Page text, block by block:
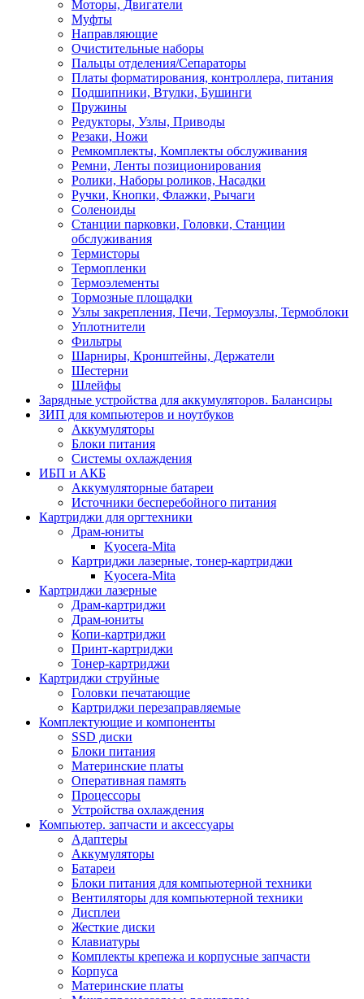
Моторы, Двигатели
Муфты
Направляющие
Очистительные наборы
Пальцы отделения/Сепараторы
Платы форматирования, контроллера, питания
Подшипники, Втулки, Бушинги
Пружины
Редукторы, Узлы, Приводы
Резаки, Ножи
Ремкомплекты, Комплекты обслуживания
Ремни, Ленты позиционирования
Ролики, Наборы роликов, Насадки
Ручки, Кнопки, Флажки, Рычаги
Соленоиды
Станции парковки, Головки, Станции
обслуживания
Термисторы
Термопленки
Термоэлементы
Тормозные площадки
Узлы закрепления, Печи, Термоузлы, Термоблоки
Уплотнители
Фильтры
Шарниры, Кронштейны, Держатели
Шестерни
Шлейфы
Зарядные устройства для аккумуляторов. Балансиры
ЗИП для компьютеров и ноутбуков
Аккумуляторы
Блоки питания
Системы охлаждения
ИБП и АКБ
Аккумуляторные батареи
Источники бесперебойного питания
Картриджи для оргтехники
Драм-юниты
Kyocera-Mita
Картриджи лазерные, тонер-картриджи
Kyocera-Mita
Картриджи лазерные
Драм-картриджи
Драм-юниты
Копи-картриджи
Принт-картриджи
Тонер-картриджи
Картриджи струйные
Головки печатающие
Картриджи перезаправляемые
Комплектующие и компоненты
SSD диски
Блоки питания
Материнские платы
Оперативная память
Процессоры
Устройства охлаждения
Компьютер. запчасти и аксессуары
Адаптеры
Аккумуляторы
Батареи
Блоки питания для компьютерной техники
Вентиляторы для компьютерной техники
Дисплеи
Жесткие диски
Клавиатуры
Комплекты крепежа и корпусные запчасти
Корпуса
Материнские платы